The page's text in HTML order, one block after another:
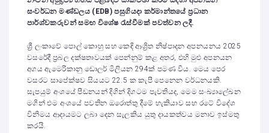
සංවර්ධන මණ්ඩලය (EDB) පසුගියදා කර්මාන්තයේ ප්‍රධාන
පාර්ශ්වකරුවන් සමඟ විශේෂ රැස්වීමක් පවත්වන ලදී.
ශ්‍රී ලංකාවේ පොල් කොහු සහ කෙඳි ආශ්‍රිත නිෂ්පාදන අපනයනය 2025
වසරේදී ප්‍රබල දක්ෂතාවයක් පෙන්නුම් කළ අතර, එහි මුළු අපනයන
අගය ඇමෙරිකානු ඩොලර් මිලියන 294ක් පමණ විය. මෙය පෙර
වසරට සාපේක්ෂව සියයට 22.5 ක කැපී පෙනෙන වර්ධනයකි.
සැපයුම් අංශයේ පීඩනයන් දිගින් දිගටම පැවතියද, මෙම සංඛ්‍යාලේඛන
මගින් එම අංශයේ පවතින ඔරොත්තු දීමේ හැකියාව සහ රටේ විදේශ
විනිමය ආදායමට ලබා දෙන සැලකිය යුතු දායකත්වය මනාව ඉස්මතු
කරයි.